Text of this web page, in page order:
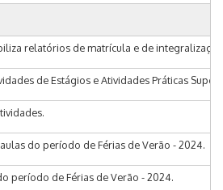
relatórios de matrícula e de
de Estágios e Atividades Práticas
do período de Férias de Verão - 2024.
período de Férias de Verão - 2024.